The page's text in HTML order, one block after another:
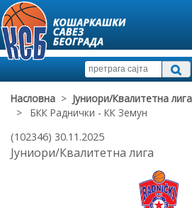
Насловна > Јуниори/Квалитетна лига
> БКК Раднички - КК Земун
(102346) 30.11.2025
Јуниори/Квалитетна лига